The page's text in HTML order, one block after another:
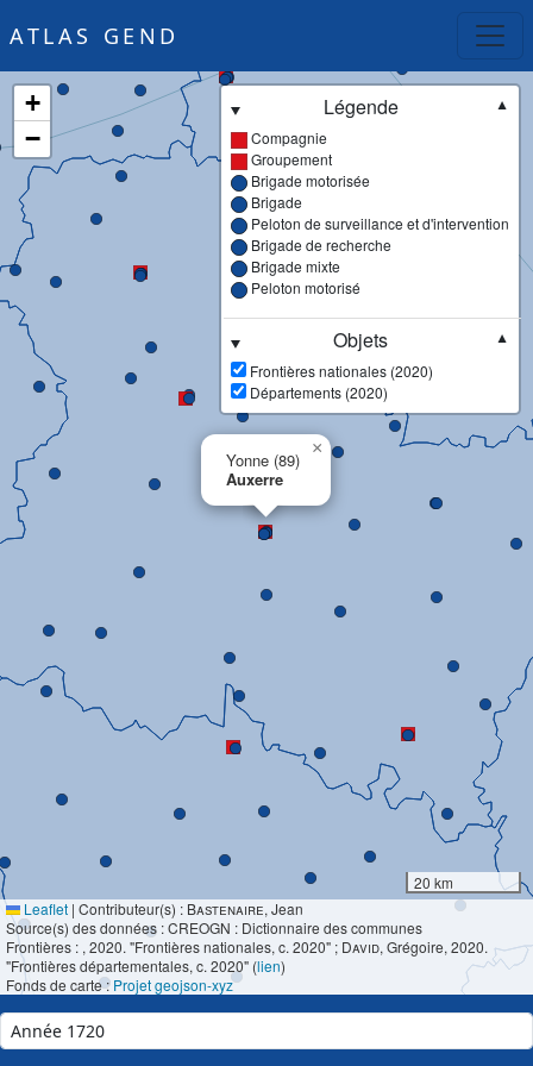
ATLAS GEND
Yonne (89)
Auxerre
×
+
−
Légende
▼
Compagnie
Groupement
Brigade motorisée
Brigade
Peloton de surveillance et d'intervention
Brigade de recherche
Brigade mixte
Peloton motorisé
Objets
▼
Frontières nationales (2020)
Départements (2020)
20 km
Leaflet | Contributeur(s) : Bastenaire, Jean
Source(s) des données : CREOGN : Dictionnaire des communes
Frontières : , 2020. "Frontières nationales, c. 2020" ; David, Grégoire, 2020.
"Frontières départementales, c. 2020" (lien)
Fonds de carte :Projet geojson-xyz